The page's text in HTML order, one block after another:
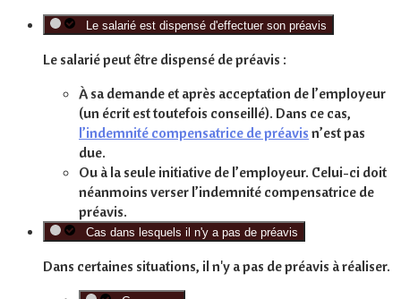
Le salarié est dispensé d'effectuer son préavis
Le salarié peut être dispensé de préavis :
À sa demande et après acceptation de l’employeur
(un écrit est toutefois conseillé). Dans ce cas,
l’indemnité compensatrice de préavis n’estpas
due.
Ou à la seule initiative de l’employeur. Celui-ci doit
néanmoins verser l’indemnité compensatrice de
préavis.
Cas dans lesquels il n'y a pas de préavis
Dans certaines situations, il n'y a pas de préavis à réaliser.